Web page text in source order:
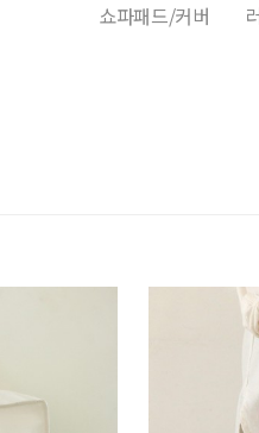
쇼파패드/커버